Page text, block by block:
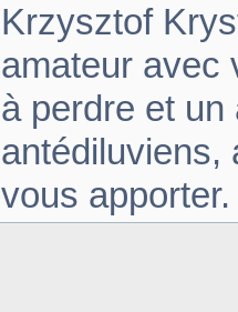
Krzysztof
amateur avec
à perdre et
antédiluviens,
vous